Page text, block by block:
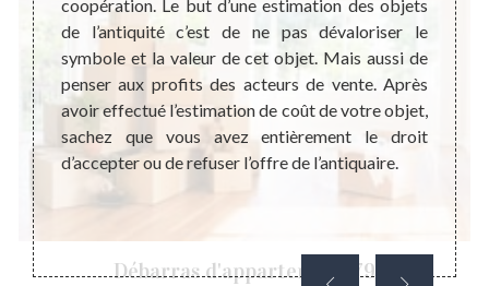
Débarras d'appartement 79
être
de
aux
coopération. Le but d’une estimation des objets
de l’antiquité c’est de ne pas dévaloriser le
symbole et la valeur de cet objet. Mais aussi de
penser aux profits des acteurs de vente. Après
avoir effectué l’estimation de coût de votre objet,
sachez que vous avez entièrement le droit
d’accepter ou de refuser l’offre de l’antiquaire.
des